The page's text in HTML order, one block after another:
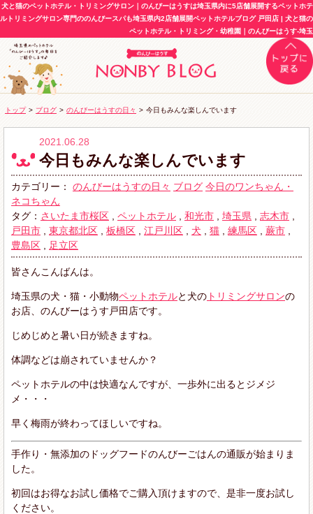
犬と猫のペットホテル・トリミングサロン｜のんびーはうすは埼玉県内に5店舗展開するペットホテ
ルトリミングサロン専門ののんびースパも埼玉県内2店舗展開ペットホテルブログ 戸田店 | 犬と猫の
ペットホテル・トリミング・幼稚園｜のんびーはうす-埼玉
トップ > ブログ > のんびーはうすの日々 > 今日もみんな楽しんでいます
2021.06.28
今日もみんな楽しんでいます
カテゴリー： のんびーはうすの日々 ブログ 今日のワンちゃん・
ネコちゃん
タグ： さいたま市桜区 ペットホテル 和光市 埼玉県 志木市
戸田市
東京都北区 板橋区 江戸川区 犬 猫 練馬区 蕨市
豊島区
足立区
皆さんこんばんは。
埼玉県の犬・猫・小動物ペットホテルと犬の トリミングサロンの
お店、のんびーはうす戸田店です。
じめじめと暑い日が続きますね。
体調などは崩されていませんか？
ペットホテルの中は快適なんですが、一歩外に出るとジメジ
メ・・・
早く梅雨が終わってほしいですね。
手作り・無添加のドッグフードのんびーごはんの通販が始まりま
した。
初回はお得なお試し価格でご購入頂けますので、是非一度お試し
ください。